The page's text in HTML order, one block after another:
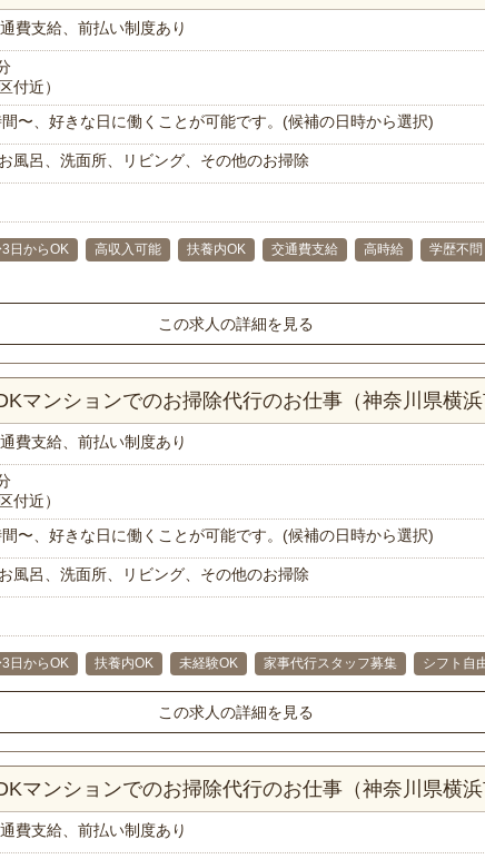
通費支給、前払い制度あり
付近）
〜、好きな日に働くことが可能です。(候補の日時から選択)
風呂、洗面所、リビング、その他のお掃除
日からOK 高収入可能 扶養内OK 交通費支給 高時給 学歴不問
この求人の詳細を見る
マンションでのお掃除代行のお仕事（神奈川県横浜
通費支給、前払い制度あり
付近）
〜、好きな日に働くことが可能です。(候補の日時から選択)
風呂、洗面所、リビング、その他のお掃除
日からOK 扶養内OK 未経験OK 家事代行スタッフ募集 シフト自
この求人の詳細を見る
マンションでのお掃除代行のお仕事（神奈川県横浜
通費支給、前払い制度あり